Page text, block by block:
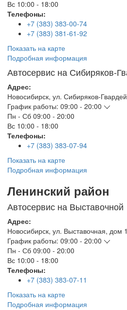
Вс 10:00 - 18:00
Телефоны:
+7 (383) 383-00-74
+7 (383) 381-61-92
Показать на карте
Подробная информация
Автосервис на Сибиряков-
Адрес:
Новосибирск, ул. Сибиряков-
График работы: 09:00 - 20:00
Пн - Сб 09:00 - 20:00
Вс 10:00 - 18:00
Телефоны:
+7 (383) 383-07-94
Показать на карте
Подробная информация
Ленинский район
Автосервис на Выставочной
Адрес:
Новосибирск, ул. Выставочная, дом
График работы: 09:00 - 20:00
Пн - Сб 09:00 - 20:00
Вс 10:00 - 18:00
Телефоны:
+7 (383) 383-07-11
Показать на карте
Подробная информация